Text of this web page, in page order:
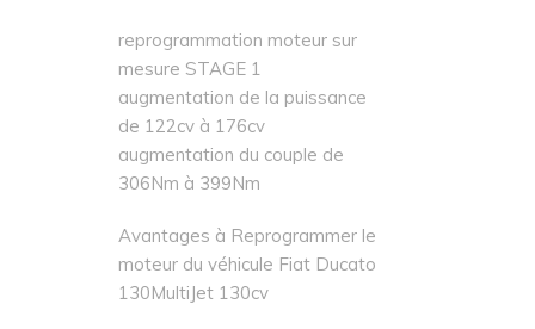
reprogrammation moteur sur
mesure STAGE 1
augmentation de la puissance
de 122cv à 176cv
augmentation du couple de
306Nm à 399Nm
Avantages à Reprogrammer le
moteur du véhicule Fiat Ducato
130MultiJet 130cv